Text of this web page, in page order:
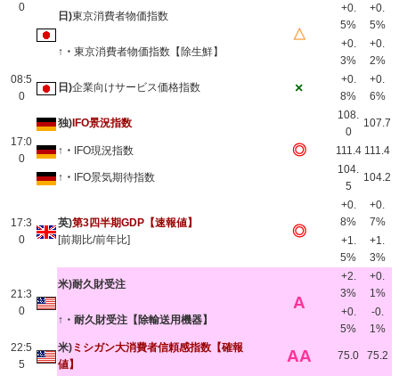
0
日)東京消費者物価指数
△
+0.
5%
+0.
5%
↑・ 東京消費者物価指数【除生鮮】
+0.
3%
+0.
2%
08:5
0
日)企業向けサービス価格指数 ×
+0.
8%
+0.
6%
17:0
0
独) IFO景況指数
◎
108.
0
107.7
↑・ IFO現況指数 111.4 111.4
↑・ IFO景気期待指数
104.
5
104.2
17:3
0
英)第3四半期GDP【速報値】
[前期比/前年比]
◎
+0.
8%
+0.
7%
+1.
5%
+1.
3%
21:3
0
米)耐久財受注
A
+2.
3%
+0.
1%
↑・耐久財受注【除輸送用機器】
+0.
5%
-0.
1%
22:5
5
米) ミシガン大消費者信頼感指数【確報
値】
AA 75.0 75.2